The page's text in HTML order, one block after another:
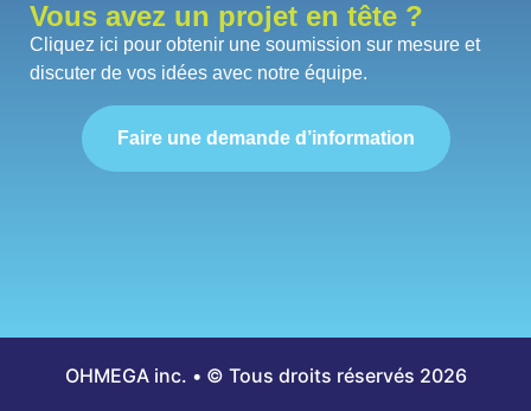
Vous avez un projet en tête ?
Cliquez ici pour obtenir une soumission sur mesure et
discuter de vos idées avec notre équipe.
Faire une demande d’information
OHMEGA inc. • © Tous droits réservés 2026